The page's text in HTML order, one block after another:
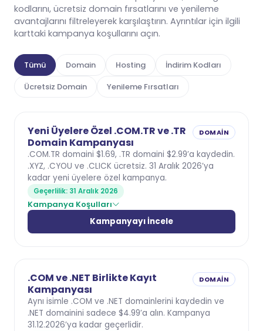
kodlarını, ücretsiz domain fırsatlarını ve yenileme
avantajlarını filtreleyerek karşılaştırın. Ayrıntılar için ilgili
karttaki kampanya koşullarını açın.
Tümü Domain Hosting
İndirim Kodları
Ücretsiz Domain
Yenileme Fırsatları
Yeni Üyelere Özel .COM.TR ve .TR
Domain Kampanyası
DOMAIN
.COM.TR domaini $1.69, .TR domaini $2.99’a kaydedin.
.XYZ, .CYOU ve .CLICK ücretsiz. 31 Aralık 2026’ya
kadar yeni üyelere özel kampanya.
Geçerlilik: 31 Aralık 2026
Kampanya Koşulları
Kampanyayı İncele
.COM ve .NET Birlikte Kayıt
Kampanyası
DOMAIN
Aynı isimle .COM ve .NET domainlerini kaydedin ve
.NET domainini sadece $4.99’a alın. Kampanya
31.12.2026’ya kadar geçerlidir.